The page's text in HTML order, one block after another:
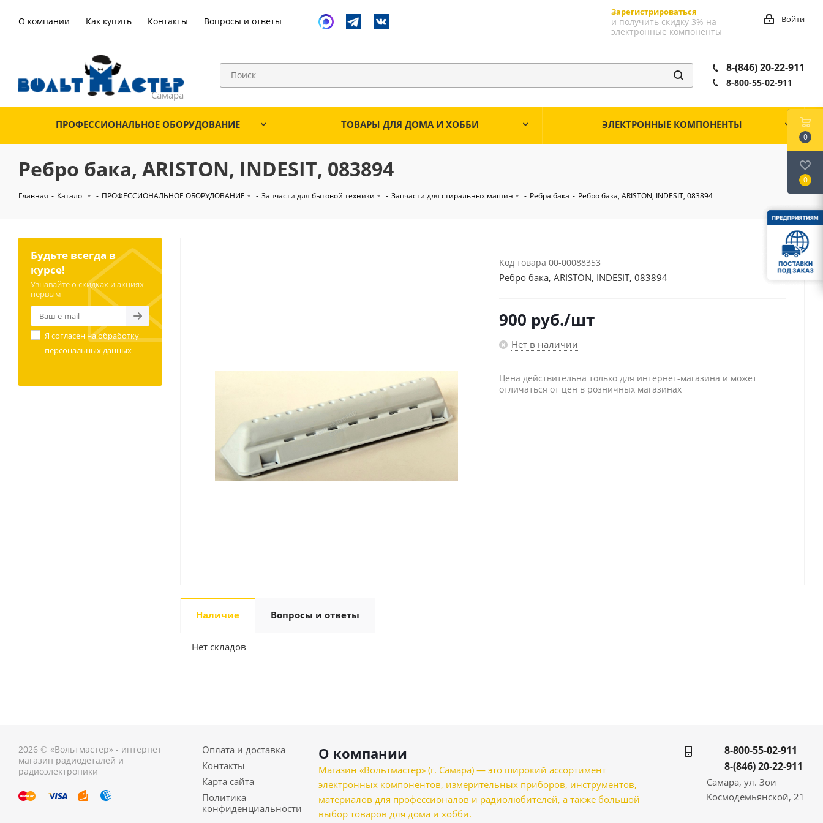
О компании Как купить Контакты Вопросы и ответы
Зарегистрироваться
и получить скидку 3% на
электронные компоненты
Войти
8-(846) 20-22-911
8-800-55-02-911
ПРОФЕССИОНАЛЬНОЕ ОБОРУДОВАНИЕ ТОВАРЫ ДЛЯ ДОМА И ХОББИ ЭЛЕКТРОННЫЕ КОМПОНЕНТЫ
Ребро бака, ARISTON, INDESIT, 083894
Главная - Каталог - ПРОФЕССИОНАЛЬНОЕ ОБОРУДОВАНИЕ - Запчасти для бытовой техники - Запчасти для стиральных машин - Ребра бака - Ребро бака, ARISTON, INDESIT, 083894
Код товара 00-00088353
Ребро бака, ARISTON, INDESIT, 083894
900 руб./шт
Нет в наличии
Цена действительна только для интернет-магазина и может
отличаться от цен в розничных магазинах
Наличие Вопросы и ответы
Нет складов
Будьте всегда в
курсе!
Узнавайте о скидках и акциях
первым
Я согласен наобработку
персональных данных
2026 © «Вольтмастер» - интернет
магазин радиодеталей и
радиоэлектроники
Оплата и доставка
Контакты
Карта сайта
Политика
конфиденциальности
О компании
Магазин «Вольтмастер» (г. Самара) — это широкий ассортимент
электронных компонентов, измерительных приборов, инструментов,
материалов для профессионалов и радиолюбителей, а также большой
выбор товаров для дома и хобби.
8-800-55-02-911
8-(846) 20-22-911
Самара, ул. Зои
Космодемьянской, 21
0
0